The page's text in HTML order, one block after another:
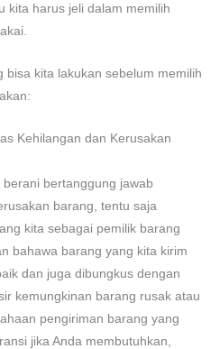
kita harus jeli dalam memilih
bisa kita lakukan sebelum memilih
Kehilangan dan Kerusakan
bertanggung jawab
barang, tentu saja
kita sebagai pemilik barang
bahawa barang yang kita kirim
dan juga dibungkus dengan
kemungkinan barang rusak atau
pengiriman barang yang
jika Anda membutuhkan,